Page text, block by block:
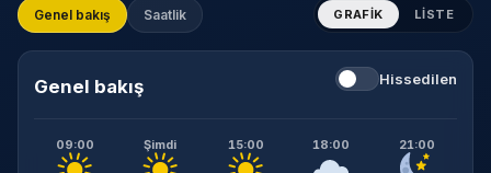
Genel bakış Saatlik GRAFIK LISTE
Genel bakış Hissedilen
09:00 Şimdi 15:00 18:00 21:00